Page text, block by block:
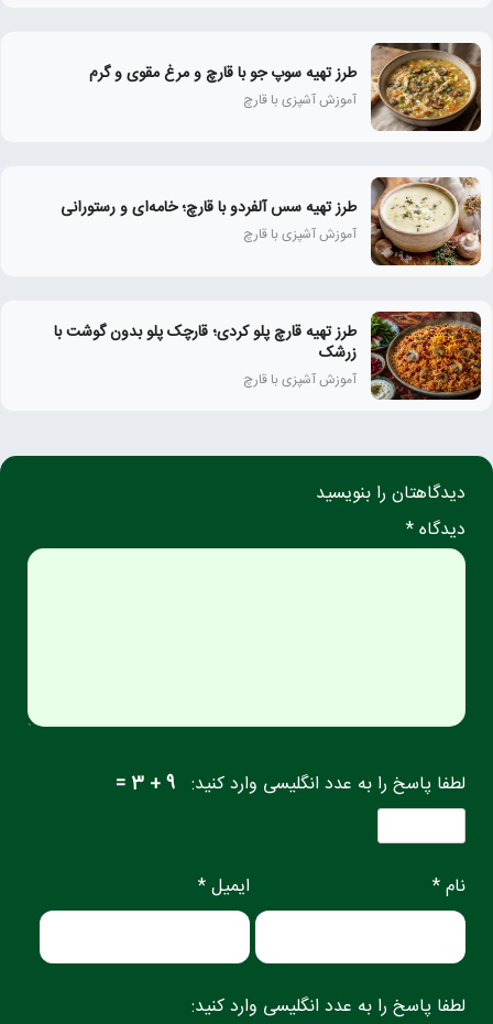
طرز تهیه سوپ جو با قارچ و مرغ مقوی و گرم
آموزش آشپزی با قارچ
طرز تهیه سس آلفردو با قارچ؛ خامه‌ای و رستورانی
آموزش آشپزی با قارچ
طرز تهیه قارچ پلو کردی؛ قارچک پلو بدون گوشت با
زرشک
آموزش آشپزی با قارچ
دیدگاهتان را بنویسید
دیدگاه *
لطفا پاسخ را به عدد انگلیسی وارد کنید: 9 + 3 =
نام * ایمیل *
لطفا پاسخ را به عدد انگلیسی وارد کنید: